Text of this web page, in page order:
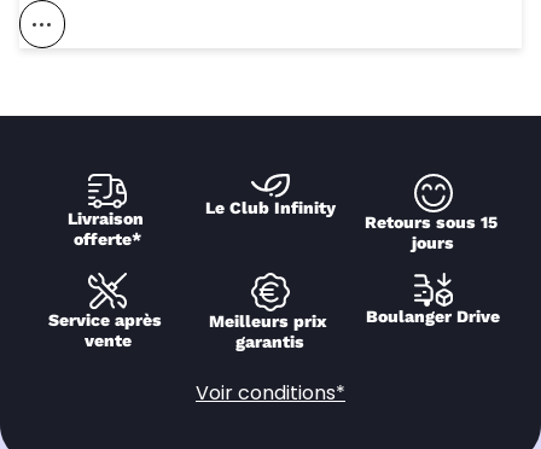
Voir Ce Magasin Sur La Carte
Livraison
offerte*
Le Club Infinity
Retours sous 15
jours
Service après
vente
Meilleurs prix
garantis
Boulanger Drive
Voir conditions*